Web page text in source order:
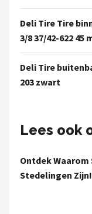
BBB Cycling
Schwalbe
Voltano
Cortina
Alle merken →
Deli Tire Tire
3/8 37/42-622 45
Deli Tire
203 zwart
Lees ook
Ontdek
Stedelingen Zijn!